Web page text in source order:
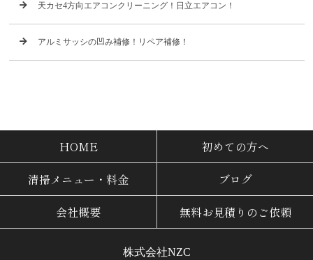
天カセ4方向エアコンクリーニング！日立エアコン！
アルミサッシの凹み補修！リペア補修！
HOME
初めての方へ
清掃メニュー・料金
ブログ
会社概要
無料お見積りのご依頼
株式会社NZC